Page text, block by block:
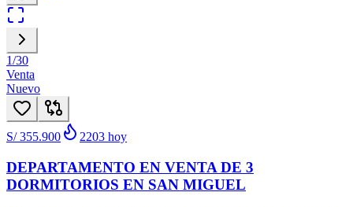
1/30
Venta
Nuevo
S/ 355.900 2203 hoy
DEPARTAMENTO EN VENTA DE 3
DORMITORIOS EN SAN MIGUEL